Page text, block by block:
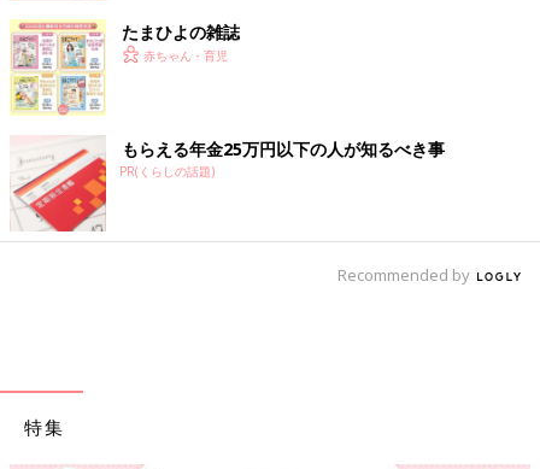
たまひよの雑誌
赤ちゃん・育児
もらえる年金25万円以下の人が知るべき事
PR(くらしの話題)
Recommended by
特集